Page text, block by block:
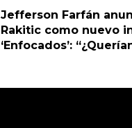
Jefferson Farfán
Rakitic como nuevo
‘Enfocados’: